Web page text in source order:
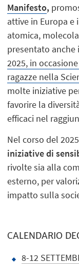
Manifesto,
attive in Europa e
atomica,
presentato
2025, in
ragazze nella
molte iniziative
favorire la
efficaci nel
Nel corso del
iniziative di
rivolte sia alla
esterno, per
impatto sulla
CALENDARIO
8-12